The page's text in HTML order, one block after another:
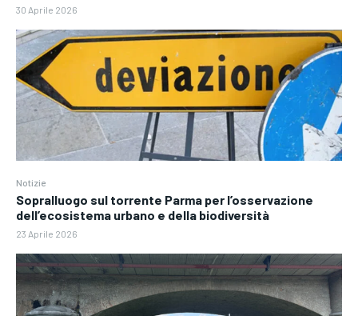
30 Aprile 2026
Notizie
Sopralluogo sul torrente Parma per l’osservazione
dell’ecosistema urbano e della biodiversità
23 Aprile 2026